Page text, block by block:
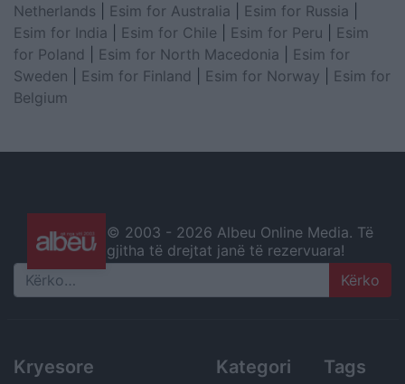
Netherlands
Esim for Australia Esim for Russia
Esim for India
Esim for Chile Esim for Peru
Esim
for Poland
Esim for North Macedonia
Esim for
Sweden
Esim for Finland Esim for Norway
Esim for
Belgium
© 2003 - 2026 Albeu Online Media. Të
gjitha të drejtat janë të rezervuara!
Search
Kryesore Kategori Tags